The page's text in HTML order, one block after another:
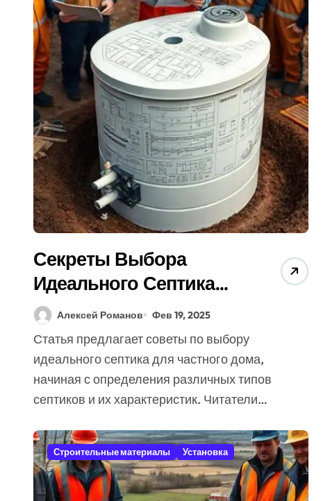
Секреты Выбора
Идеального Септика
Для Дома (7 Советов
Экспертов)
Алексей Романов Фев 19, 2025
Статья предлагает советы по выбору
идеального септика для частного дома,
начиная с определения различных типов
септиков и их характеристик. Читатели…
Строительные материалы Установка